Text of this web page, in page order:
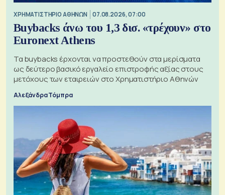
XΡΗΜΑΤΙΣΤΗΡΙΟ ΑΘΗΝΩΝ 07.08.2026, 07:00
Buybacks άνω του 1,3 δισ. «τρέχουν» στο
Euronext Athens
Τα buybacks έρχονται να προστεθούν στα μερίσματα
ως δεύτερο βασικό εργαλείο επιστροφής αξίας στους
μετόχους των εταιρειών στο Χρηματιστήριο Αθηνών
Αλεξάνδρα Τόμπρα